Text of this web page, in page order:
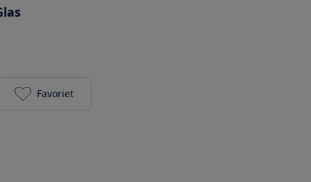
Tefal Blendforce II BL4388 Blender toevoegen aan
Favoriet